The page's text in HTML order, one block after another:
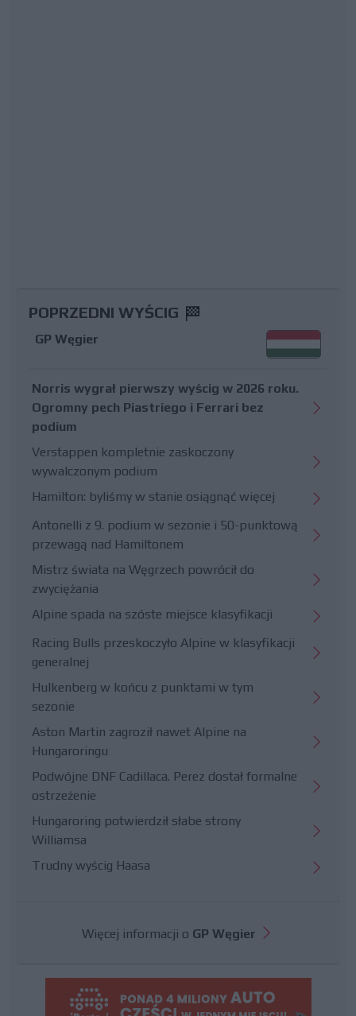
POPRZEDNI WYŚCIG
GP Węgier
Norris wygrał pierwszy wyścig w 2026 roku.
Ogromny pech Piastriego i Ferrari bez
podium
Verstappen kompletnie zaskoczony
wywalczonym podium
Hamilton: byliśmy w stanie osiągnąć więcej
Antonelli z 9. podium w sezonie i 50-punktową
przewagą nad Hamiltonem
Mistrz świata na Węgrzech powrócił do
zwyciężania
Alpine spada na szóste miejsce klasyfikacji
Racing Bulls przeskoczyło Alpine w klasyfikacji
generalnej
Hulkenberg w końcu z punktami w tym
sezonie
Aston Martin zagroził nawet Alpine na
Hungaroringu
Podwójne DNF Cadillaca. Perez dostał formalne
ostrzeżenie
Hungaroring potwierdził słabe strony
Williamsa
Trudny wyścig Haasa
Więcej informacji o GP Węgier